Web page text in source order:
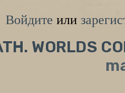
Войдите или
WORLDS